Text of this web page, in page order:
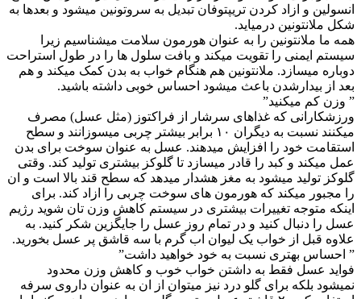
انسولین و ازاد کردن تریپتوفان تبدیل به سروتونین میشود و بعدها به
شکل ملانتونین درمیاید.
همه ما ملانتونین را به عنوان هورمون سلامت میشناسیم زیرا
سیستم ایمنی را تقویت میکند و بافت سلول ها را در طول استراحت
دوباره میسازد. ملانتونین هم هنگام خواب به بدن کمک میکند و هم
بعد از بیدارشدن باعث میشود احساس خوبی داشته باشید.
” وزن کم میکنید”
ورزشکارانی که غذاهای سرشار از فراکتوز (مثل عسل) مصرف
میکنند نسبت به دیگران ۱۰ برابر بیشتر چربی میسوزانند و سطح
استقامت خود را افزایش میدهند. عسل به عنوان سوخت برای بدن
عمل میکند و کبد را قادر میسازد تا گلوکز بیشتری تولید کند. وقتی
گلوکز تولید میشود به مغز هشدار میدهد که سطح قند بالا است و ان
را مجبور میکند که هورمون های سوخت چربی را ازاد کند. برای
اینکه متوجه تغییرات بیشتری در سیستم کاهش وزن تان شوید رژیم
عسل را دنبال کنید و در تمام روز عسل را جایگزین شکر کنید. به
علاوه قبل از خواب یک لیوان اب گرم با سه قاشق پر عسل بخورید.
” احساس بهتری نسبت به خود خواهید داشت”
فواید عسل فقط به داشتن خواب خوب و کاهش وزن محدود
نمیشود بلکه برای گلو درد نیز میتوان از ان به عنوان داروی سرفه